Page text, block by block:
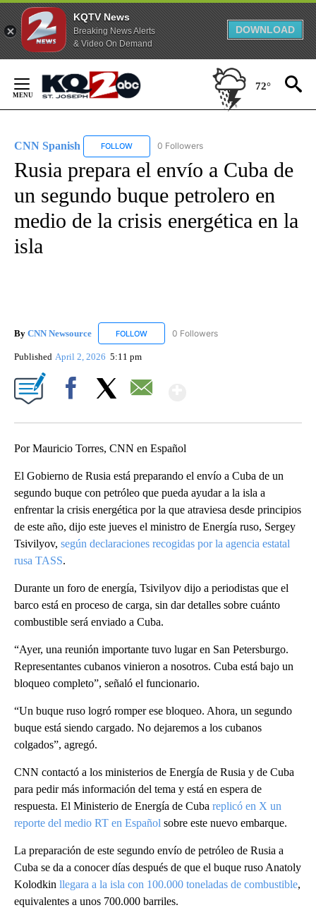
KQTV News
Breaking News Alerts
& Video On Demand
DOWNLOAD
Content
72°
CNN Spanish FOLLOW FOLLOW "CNN SPANISH" TO RECEIVE
0 Followers
Rusia prepara el envío a Cuba de
un segundo buque petrolero en
medio de la crisis energética en la
isla
By CNN Newsource FOLLOW FOLLOW "CNN NEWSOURCE" TO RECEIVE
0 Followers
Published April 2, 2026 5:11 pm
Por Mauricio Torres, CNN en Español
El Gobierno de Rusia está preparando el envío a Cuba de un
segundo buque con petróleo que pueda ayudar a la isla a
enfrentar la crisis energética por la que atraviesa desde principios
de este año, dijo este jueves el ministro de Energía ruso, Sergey
Tsivilyov, según declaraciones recogidas por la agencia estatal
rusa TASS.
Durante un foro de energía, Tsivilyov dijo a periodistas que el
barco está en proceso de carga, sin dar detalles sobre cuánto
combustible será enviado a Cuba.
“Ayer, una reunión importante tuvo lugar en San Petersburgo.
Representantes cubanos vinieron a nosotros. Cuba está bajo un
bloqueo completo”, señaló el funcionario.
“Un buque ruso logró romper ese bloqueo. Ahora, un segundo
buque está siendo cargado. No dejaremos a los cubanos
colgados”, agregó.
CNN contactó a los ministerios de Energía de Rusia y de Cuba
para pedir más información del tema y está en espera de
respuesta. El Ministerio de Energía de Cuba replicó en X un
reporte del medio RT en Español sobre este nuevo embarque.
La preparación de este segundo envío de petróleo de Rusia a
Cuba se da a conocer días después de que el buque ruso Anatoly
Kolodkin llegara a la isla con 100.000 toneladas de combustible,
equivalentes a unos 700.000 barriles.